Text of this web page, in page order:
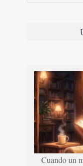
Cuando un